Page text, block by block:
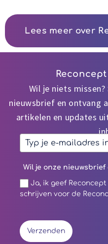
Lees meer over
Wil je niets
nieuwsbrief en ontvang
artikelen en updates
Wil je onze nieuwsbrief
Ja, ik geef
schrijven voor de
Verzenden